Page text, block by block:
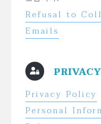
Refusal to
Emails
PRIVACY
Privacy Policy
Personal